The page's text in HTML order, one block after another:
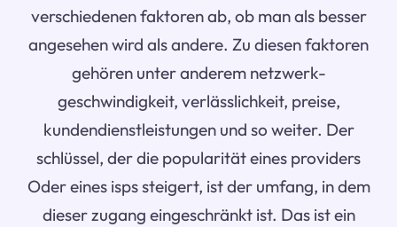
verschiedenen faktoren ab, ob man als besser
angesehen wird als andere. Zu diesen faktoren
gehören unter anderem netzwerk-
geschwindigkeit, verlässlichkeit, preise,
kundendienstleistungen und so weiter. Der
schlüssel, der die popularität eines providers
Oder eines isps steigert, ist der umfang, in dem
dieser zugang eingeschränkt ist. Das ist ein